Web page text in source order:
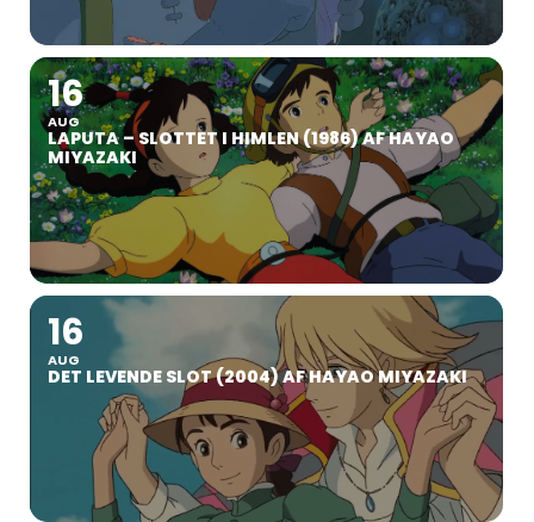
16
AUG
LAPUTA – SLOTTET I HIMLEN (1986) AF HAYAO
MIYAZAKI
16
AUG
DET LEVENDE SLOT (2004) AF HAYAO MIYAZAKI